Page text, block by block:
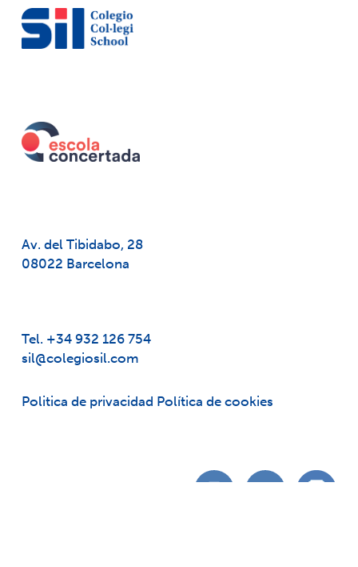
Av. del Tibidabo, 28
08022 Barcelona
Tel. +34 932 126 754
sil@colegiosil.com
Politica de privacidad Política de cookies